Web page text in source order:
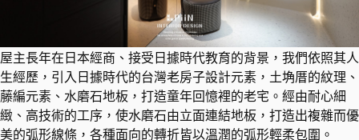
屋主長年在日本經商、接受日據時代教育的背景，我們依照其人
生經歷，引入日據時代的台灣老房子設計元素，土埆厝的紋理、
藤編元素、水磨石地板，打造童年回憶裡的老宅。經由耐心細
緻、高技術的工序，使水磨石由立面連結地板，打造出複雜而優
美的弧形線條，各種面向的轉折皆以溫潤的弧形輕柔包圍。